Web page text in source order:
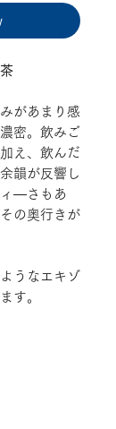
があまり感
密。飲みご
え、飲んだ
韻が反響し
ィ―さもあ
の奥行きが
うなエキゾ
す。